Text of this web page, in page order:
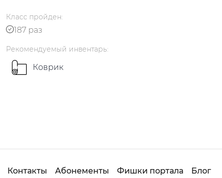
Класс пройден:
187 раз
Рекомендуемый инвентарь:
Коврик
Контакты Абонементы Фишки портала Блог